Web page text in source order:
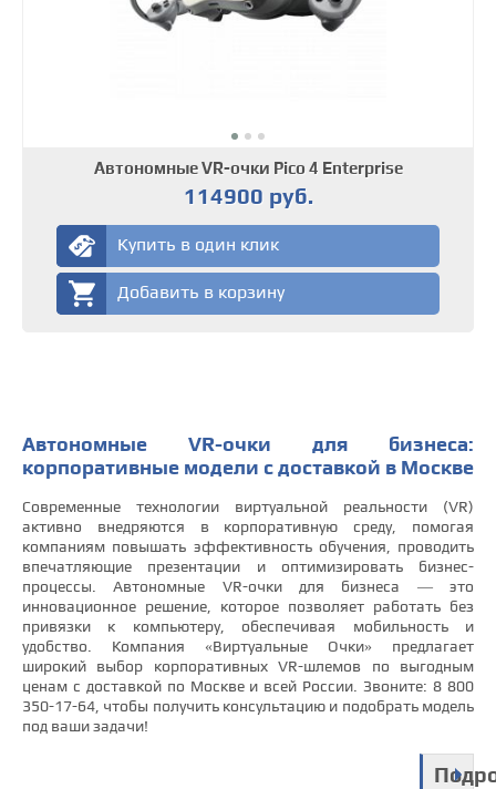
Автономные VR-очки Pico 4 Enterprise
114900 руб.
Купить в один клик
Добавить в корзину
Автономные VR-очки для бизнеса:
корпоративные модели с доставкой в Москве
Современные технологии виртуальной реальности (VR)
активно внедряются в корпоративную среду, помогая
компаниям повышать эффективность обучения, проводить
впечатляющие презентации и оптимизировать бизнес-
процессы. Автономные VR-очки для бизнеса — это
инновационное решение, которое позволяет работать без
привязки к компьютеру, обеспечивая мобильность и
удобство. Компания «Виртуальные Очки» предлагает
широкий выбор корпоративных VR-шлемов по выгодным
ценам с доставкой по Москве и всей России. Звоните: 8 800
350-17-64, чтобы получить консультацию и подобрать модель
под ваши задачи!